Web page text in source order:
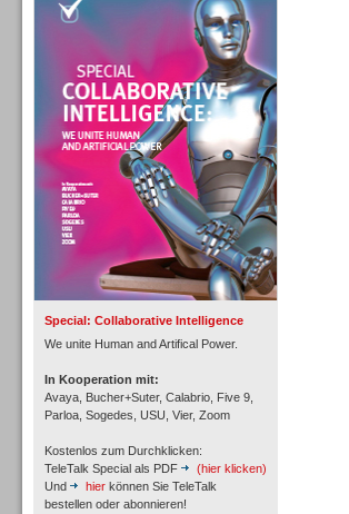
Special: Collaborative Intelligence
We unite Human and Artifical Power.
In Kooperation mit:
Avaya, Bucher+Suter, Calabrio, Five 9,
Parloa, Sogedes, USU, Vier, Zoom
Kostenlos zum Durchklicken:
TeleTalk Special als PDF
(hier klicken)
Und
hier können Sie TeleTalk
bestellen oder abonnieren!
Personal
Inbound